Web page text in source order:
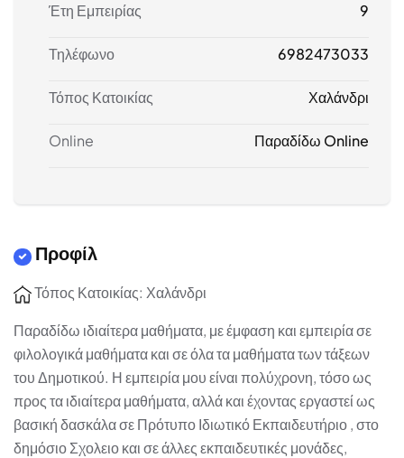
Έτη Εμπειρίας 9
Τηλέφωνο 6982473033
Τόπος Κατοικίας Χαλάνδρι
Online Παραδίδω Online
Προφίλ
Τόπος Κατοικίας: Χαλάνδρι
Παραδίδω ιδιαίτερα μαθήματα, με έμφαση και εμπειρία σε
φιλολογικά μαθήματα και σε όλα τα μαθήματα των τάξεων
του Δημοτικού. Η εμπειρία μου είναι πολύχρονη, τόσο ως
προς τα ιδιαίτερα μαθήματα, αλλά και έχοντας εργαστεί ως
βασική δασκάλα σε Πρότυπο Ιδιωτικό Εκπαιδευτήριο , στο
δημόσιο Σχολειο και σε άλλες εκπαιδευτικές μονάδες,